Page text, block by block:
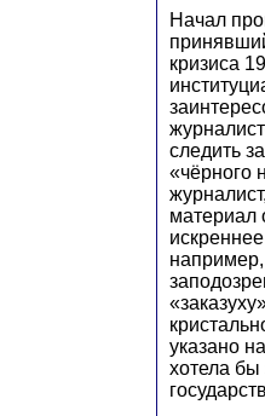
Начал
кризиса
следить
«чёрного
материал
например,
указано
хотела